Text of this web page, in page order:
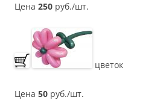
Цена 250 руб./шт.
цветок
Цена 50 руб./шт.